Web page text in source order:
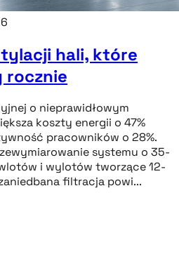
hali, które
rocznie
o nieprawidłowym
koszty energii o 47%
pracowników o 28%.
systemu o 35-
i wylotów tworzące 12-
filtracja powi...